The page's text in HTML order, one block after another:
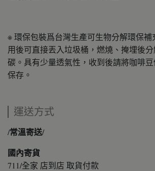
※ 環保包裝爲台灣生產可生物分解環保
用後可直接丟入垃圾桶，燃燒、掩埋後
碳。具有少量透氣性，收到後請將咖啡
保存。
運送方式
/常溫寄送/
國內寄貨
711/全家 店到店 取貨付款